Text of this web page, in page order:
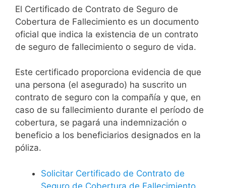
El Certificado de Contrato de Seguro de
Cobertura de Fallecimiento es un documento
oficial que indica la existencia de un contrato
de seguro de fallecimiento o seguro de vida.
Este certificado proporciona evidencia de que
una persona (el asegurado) ha suscrito un
contrato de seguro con la compañía y que, en
caso de su fallecimiento durante el período de
cobertura, se pagará una indemnización o
beneficio a los beneficiarios designados en la
póliza.
Solicitar Certificado de Contrato de
Seguro de Cobertura de Fallecimiento